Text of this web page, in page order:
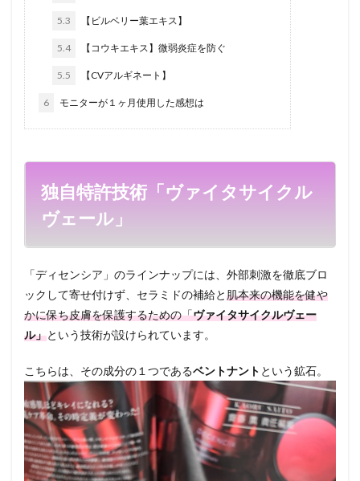
5.3 【ビルベリー葉エキス】
5.4 【コウキエキス】微弱炎症を防ぐ
5.5 【CVアルギネート】
6 モニターが１ヶ月使用した感想は
独自特許技術「ヴァイタサイクル
ヴェール」
「ディセンシア」のラインナップには、外部刺激を徹底ブロ
ックして寄せ付けず、セラミドの補給と肌本来の機能を健や
かに保ち皮膚を保護するための「ヴァイタサイクルヴェー
ル」という技術が設けられています。
こちらは、その成分の１つであるベントナント という鉱石。